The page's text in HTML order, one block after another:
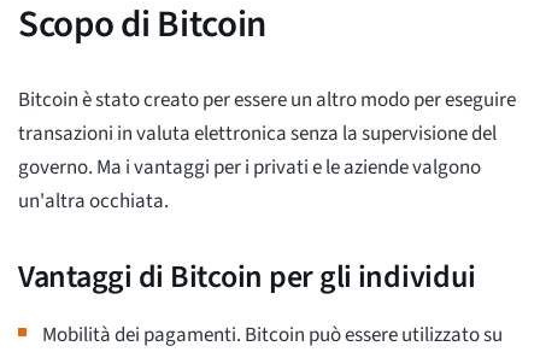
Scopo di Bitcoin
Bitcoin è stato creato per essere un altro modo per eseguire
transazioni in valuta elettronica senza la supervisione del
governo. Ma i vantaggi per i privati e le aziende valgono
un'altra occhiata.
Vantaggi di Bitcoin per gli individui
Mobilità dei pagamenti. Bitcoin può essere utilizzato su